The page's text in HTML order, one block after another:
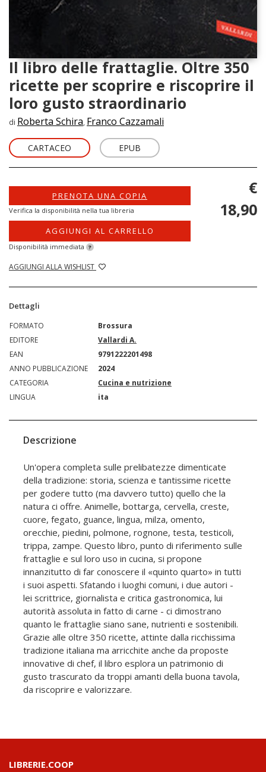
Il libro delle frattaglie. Oltre 350
ricette per scoprire e riscoprire il
loro gusto straordinario
di Roberta Schira, Franco Cazzamali
CARTACEO EPUB
PRENOTA UNA COPIA
Verifica la disponibilità nella tua libreria
AGGIUNGI AL CARRELLO
Disponibilità immediata ?
AGGIUNGI ALLA WISHLIST
€
18,90
Dettagli
FORMATO
Brossura
EDITORE
Vallardi A.
EAN
9791222201498
ANNO PUBBLICAZIONE
2024
CATEGORIA
Cucina e nutrizione
LINGUA
ita
Descrizione
Un'opera completa sulle prelibatezze dimenticate
della tradizione: storia, scienza e tantissime ricette
per godere tutto (ma davvero tutto) quello che la
natura ci offre. Animelle, bottarga, cervella, creste,
cuore, fegato, guance, lingua, milza, omento,
orecchie, piedini, polmone, rognone, testa, testicoli,
trippa, zampe. Questo libro, punto di riferimento sulle
frattaglie e sul loro uso in cucina, si propone
innanzitutto di far conoscere il «quinto quarto» in tutti
i suoi aspetti. Sfatando i luoghi comuni, i due autori -
lei scrittrice, giornalista e critica gastronomica, lui
autorità assoluta in fatto di carne - ci dimostrano
quanto le frattaglie siano sane, nutrienti e sostenibili.
Grazie alle oltre 350 ricette, attinte dalla ricchissima
tradizione italiana ma arricchite anche da proposte
innovative di chef, il libro esplora un patrimonio di
gusto trascurato da troppi amanti della buona tavola,
da riscoprire e valorizzare.
LIBRERIE.COOP